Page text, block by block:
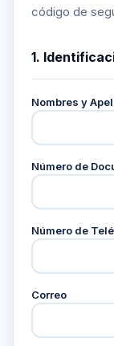
código de
1.
Nombres y
Número de
Número de
Correo